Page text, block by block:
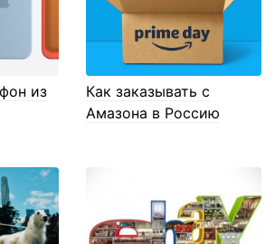
из
Как заказывать с
Амазона в Россию